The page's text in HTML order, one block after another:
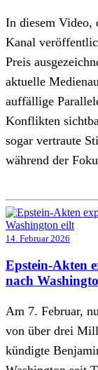
In diesem Video,
Kanal
Preis
aktuelle
auffällige
Konflikten
sogar vertraute
während der
14. Februar 2026
Epstein-Akten
nach
Am 7. Februar,
von über drei
kündigte